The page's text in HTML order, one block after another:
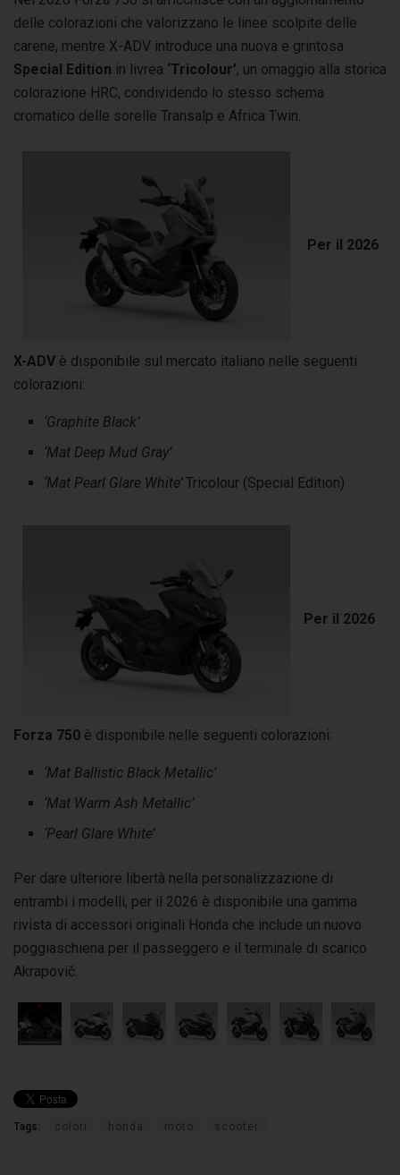
delle colorazioni che valorizzano le linee scolpite delle
carene, mentre X-ADV introduce una nuova e grintosa
Special Edition in livrea ‘Tricolour’, un omaggio alla storica
colorazione HRC, condividendo lo stesso schema
cromatico delle sorelle Transalp e Africa Twin.
Per il 2026
X-ADV è disponibile sul mercato italiano nelle seguenti
colorazioni:
‘Graphite Black’
‘Mat Deep Mud Gray’
‘Mat Pearl Glare White’Tricolour (Special Edition)
Per il 2026
Forza 750 è disponibile nelle seguenti colorazioni:
‘Mat Ballistic Black Metallic’
‘Mat Warm Ash Metallic’
‘Pearl Glare White’
Per dare ulteriore libertà nella personalizzazione di
entrambi i modelli, per il 2026 è disponibile una gamma
rivista di accessori originali Honda che include un nuovo
poggiaschiena per il passeggero e il terminale di scarico
Akrapovič.
Tags: colori honda moto scooter